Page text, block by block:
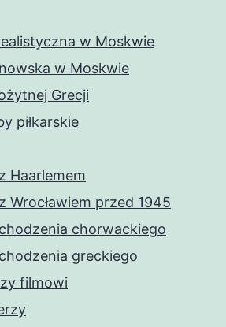
w Moskwie
w Moskwie
Grecji
piłkarskie
Haarlemem
Wrocławiem przed 1945
chorwackiego
greckiego
filmowi